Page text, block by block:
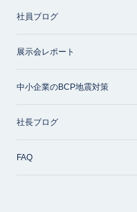
社員ブログ
展示会レポート
中小企業のBCP地震対策
社長ブログ
FAQ